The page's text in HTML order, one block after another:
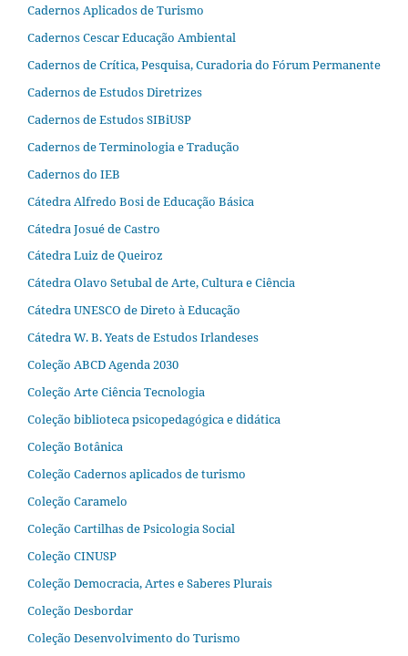
Cadernos Aplicados de Turismo
Cadernos Cescar Educação Ambiental
Cadernos de Crítica, Pesquisa, Curadoria do Fórum Permanente
Cadernos de Estudos Diretrizes
Cadernos de Estudos SIBiUSP
Cadernos de Terminologia e Tradução
Cadernos do IEB
Cátedra Alfredo Bosi de Educação Básica
Cátedra Josué de Castro
Cátedra Luiz de Queiroz
Cátedra Olavo Setubal de Arte, Cultura e Ciência
Cátedra UNESCO de Direto à Educação
Cátedra W. B. Yeats de Estudos Irlandeses
Coleção ABCD Agenda 2030
Coleção Arte Ciência Tecnologia
Coleção biblioteca psicopedagógica e didática
Coleção Botânica
Coleção Cadernos aplicados de turismo
Coleção Caramelo
Coleção Cartilhas de Psicologia Social
Coleção CINUSP
Coleção Democracia, Artes e Saberes Plurais
Coleção Desbordar
Coleção Desenvolvimento do Turismo